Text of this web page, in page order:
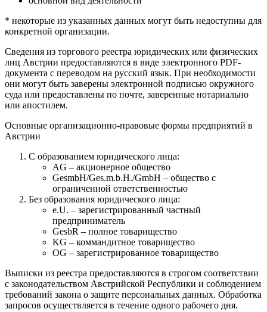
* некоторые из указанных данных могут быть недоступны для
конкретной организации.
Сведения из торгового реестра юридических или физических
лиц Австрии предоставляются в виде электронного PDF-
документа с переводом на русский язык. При необходимости
они могут быть заверены электронной подписью окружного
суда или предоставлены по почте, заверенные нотариально
или апостилем.
Основные организационно-правовые формы предприятий в
Австрии
С образованием юридического лица:
AG – акционерное общество
GesmbH/Ges.m.b.H./GmbH – общество с
ограниченной ответственностью
Без образования юридического лица:
e.U. – зарегистрированный частный
предприниматель
GesbR – полное товарищество
KG – коммандитное товарищество
OG – зарегистрированное товарищество
Выписки из реестра предоставляются в строгом соответствии
с законодательством Австрийской Республики и соблюдением
требований закона о защите персональных данных. Обработка
запросов осуществляется в течение одного рабочего дня.